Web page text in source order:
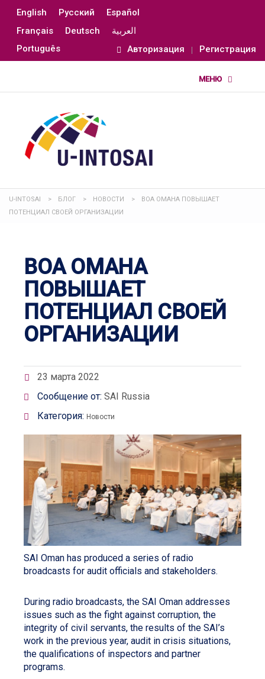
English Русский
Español
Français
Deutsch
العربية
Português
Авторизация Регистрация
U-INTOSAI > БЛОГ > НОВОСТИ >
ВОА ОМАНА ПОВЫШАЕТ
ПОТЕНЦИАЛ СВОЕЙ ОРГАНИЗАЦИИ
ВОА ОМАНА
ПОВЫШАЕТ
ПОТЕНЦИАЛ СВОЕЙ
ОРГАНИЗАЦИИ
23 марта 2022
Сообщение от: SAI Russia
Категория: Новости
SAI Oman has produced a series of radio
broadcasts for audit officials and stakeholders.
During radio broadcasts, the SAI Oman addresses
issues such as the fight against corruption, the
integrity of civil servants, the results of the SAI’s
work in the previous year, audit in crisis situations,
the qualifications of inspectors and partner
programs.